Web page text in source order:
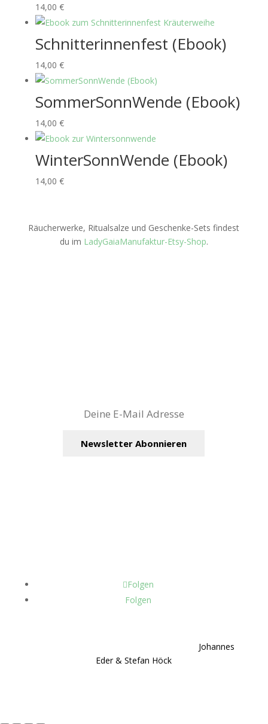
14,00 €
Schnitterinnenfest (Ebook)
14,00 €
SommerSonnWende (Ebook)
14,00 €
WinterSonnWende (Ebook)
14,00 €
Räucherwerke, Ritualsalze und Geschenke-Sets findest
du im LadyGaiaManufaktur-Etsy-Shop.
Folgen
Folgen
Johannes
Eder&Stefan Höck